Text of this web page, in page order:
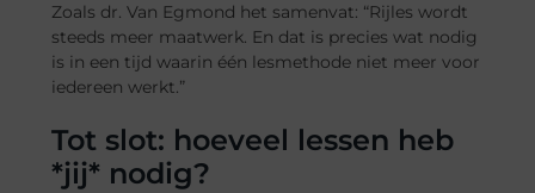
Zoals dr. Van Egmond het samenvat: “Rijles wordt
steeds meer maatwerk. En dat is precies wat nodig
is in een tijd waarin één lesmethode niet meer voor
iedereen werkt.”
Tot slot: hoeveel lessen heb
*jij* nodig?